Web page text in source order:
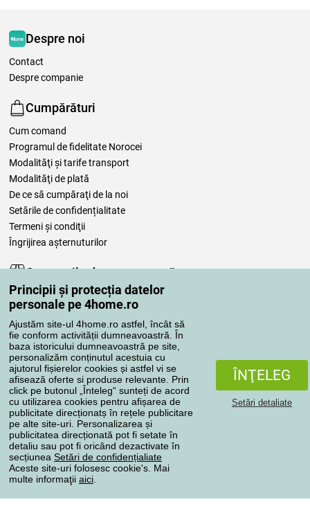
Principii și protecția datelor
personale pe 4home.ro
Ajustăm site-ul 4home.ro astfel, încât să
fie conform activității dumneavoastră. În
baza istoricului dumneavoastră pe site,
personalizăm conținutul acestuia cu
ajutorul fișierelor cookies și astfel vi se
afisează oferte si produse relevante. Prin
click pe butonul „Înteleg“ sunteți de acord
cu utilizarea cookies pentru afișarea de
publicitate direcționatș în rețele publicitare
pe alte site-uri. Personalizarea și
publicitatea direcționată pot fi setate în
detaliu sau pot fi oricând dezactivate în
secțiunea Setări de confidențialiate
Aceste site-uri folosesc cookie's. Mai
multe informaţii aici
ÎNŢELEG
Setări detaliate
Despre noi
Contact
Despre companie
Cumpărături
Cum comand
Programul de fidelitate Norocei
Modalităţi şi tarife transport
Modalităţi de plată
De ce să cumpăraţi de la noi
Setările de confidențialitate
Termeni şi condiţii
Îngrijirea așternuturilor
Comenzile dumneavoastră
Contul meu
Revizuirea comenzilor
Reclamaţii
Retragere de la contract
Regulile de procesare a recenziilor
Metode de transport
Metode de plată